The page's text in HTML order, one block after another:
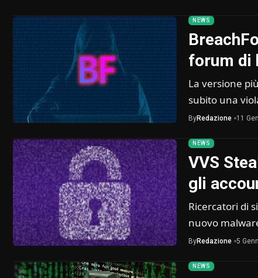
NEWS
forum di
La versione
subito una
ByRedazione 11
NEWS
VVS
gli
Ricercatori di
nuovo
ByRedazione 5
NEWS